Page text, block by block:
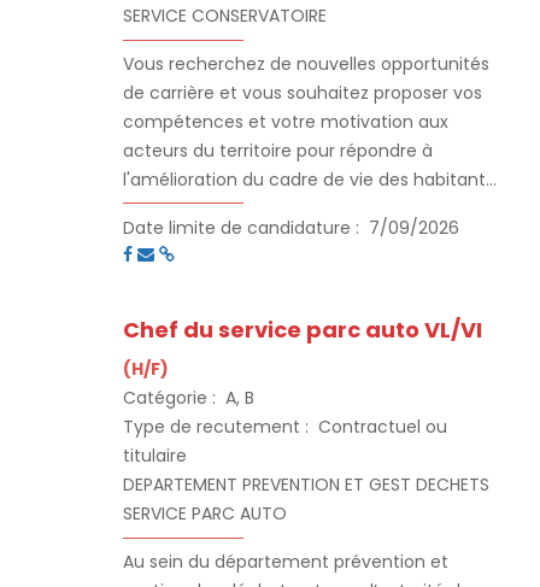
SERVICE CONSERVATOIRE
Vous recherchez de nouvelles opportunités
de carrière et vous souhaitez proposer vos
compétences et votre motivation aux
acteurs du territoire pour répondre à
l'amélioration du cadre de vie des habitants
du 2ème EPCI de l’Hérault. Rejoignez la
Communauté d’Agglomération de Béziers
Méditerranée et découvrez un
dynamique professionnelle et qualité de vie.
Béziers bénéficie d'un climat agréable et
d'un cadre naturel propice à un équilibre
entre vie professionnelle et personnelle.
Vous évoluerez dans une ville en pleine
croissance, riche d'une culture méridionale
et d’un patrimoine historique, tout en ayant
accès à des infrastructures modernes, des
Date limite de candidature : 7/09/2026
Chef du service parc auto VL/VI
(H/F)
Catégorie : A, B
Type de recutement : Contractuel ou
titulaire
DEPARTEMENT PREVENTION ET GEST DECHETS
SERVICE PARC AUTO
Au sein du département prévention et